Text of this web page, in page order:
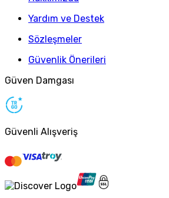
Yardım ve Destek
Sözleşmeler
Güvenlik Önerileri
Güven Damgası
Güvenli Alışveriş